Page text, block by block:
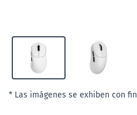
* Las imágenes se exhiben con